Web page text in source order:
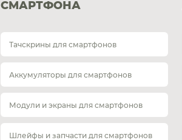
СМАРТФОНА
Тачскрины для смартфонов
Аккумуляторы для смартфонов
Модули и экраны для смартфонов
Шлейфы и запчасти для смартфонов